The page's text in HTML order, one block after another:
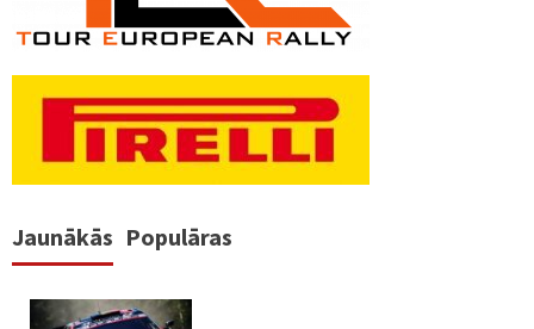
Jaunākās Populāras